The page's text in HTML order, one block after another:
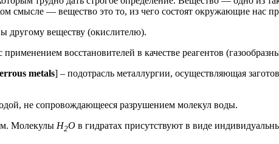
смысле — вещество это то, из чего состоят окружающие нас
другому веществу (окислителю).
восстановителей в качестве реагентов
metals] – подотрасль металлургии, осуществляющая
не сопровождающееся разрушением молекул воды.
Молекулы H2O в гидратах присутствуют в виде